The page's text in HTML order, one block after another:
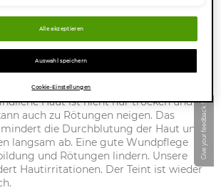
und Heilsalben wirkt Panthenol
hautberuhigend. Das Hautvitamin
und beschleunigt so die
Kleinere Hautschäden werden
und die Haut kann sich regenerieren.
eine beruhigende Wirkung auf die
Haut ist nicht nur trocken und
auch zu Rötungen neigen. Das
die Durchblutung der Haut und
langsam ab. Eine gute Wundpflege
und Rötungen lindern. Unsere
Hautirritationen. Der Teint ist wieder
Give your feedback !
Alle akzeptieren
Auswahl speichern
Cookie-Einstellungen